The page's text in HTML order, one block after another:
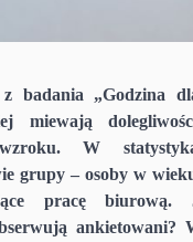
badania „Godzina
miewają
W
grupy – osoby w
pracę biurową.
ankietowani?